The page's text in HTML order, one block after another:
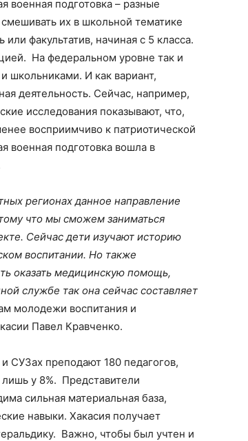
подготовка – разные
их в школьной тематике
факультатив, начиная с 5 класса.
На федеральном уровне так и
школьниками. И как вариант,
деятельность. Сейчас, например,
исследования показывают, что,
восприимчиво к патриотической
военная подготовка вошла в
регионах данное направление
что мы сможем заниматься
Сейчас дети изучают историю
воспитании. Но также
оказать медицинскую помощь,
службе так она сейчас составляет
молодежи воспитания и
Павел Кравченко.
СУЗах преподают 180 педагогов,
у 8%. Представители
сильная материальная база,
навыки. Хакасия получает
Важно, чтобы был учтен и